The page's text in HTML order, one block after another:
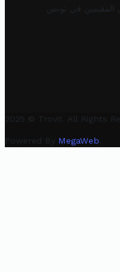
المقيمين في تونس
2025 © Trovit. All Rights
Powered By MegaWeb